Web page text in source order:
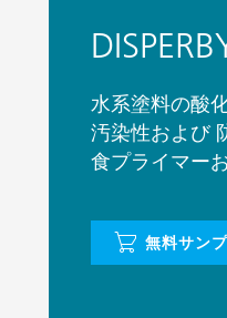
接着剤およびシー
建築塗料
自動車・車両用塗
自動車補修塗料
粘土（活性白土）
水系塗料の酸
汚染性および
食プライマー
無料サン